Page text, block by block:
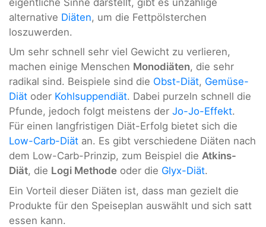
alternative Diäten, um die Fettpölsterchen
loszuwerden.
Um sehr schnell sehr viel Gewicht zu verlieren,
machen einige Menschen Monodiäten, die sehr
radikal sind. Beispiele sind die Obst-Diät, Gemüse-
Diät oder Kohlsuppendiät. Dabei purzeln schnell die
Pfunde, jedoch folgt meistens der Jo-Jo-Effekt.
Für einen langfristigen Diät-Erfolg bietet sich die
Low-Carb-Diät an. Es gibt verschiedene Diäten nach
dem Low-Carb-Prinzip, zum Beispiel die Atkins-
Diät, die Logi Methode oder die Glyx-Diät.
Ein Vorteil dieser Diäten ist, dass man gezielt die
Produkte für den Speiseplan auswählt und sich satt
essen kann.